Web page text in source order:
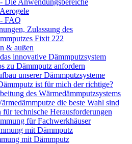
Die Anwendungsbereiche
FAQ
Zulassung des
Fixit 222
& außen
innovative Dämmputzsystem
zu Dämmputz anfordern
unserer Dämmputzsysteme
ist für mich der richtige?
des Wärmedämmputzsystems
die beste Wahl sind
für technische Herausforderungen
für Fachwerkhäuser
mit Dämmputz
mit Dämmputz